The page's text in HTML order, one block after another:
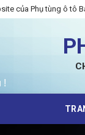
của Phụ tùng ô tô